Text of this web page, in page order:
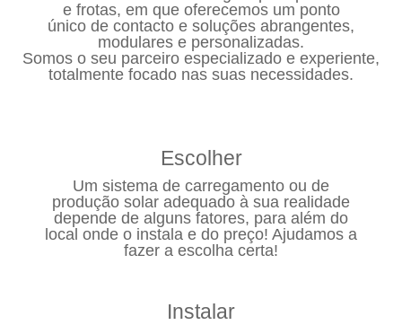
e frotas, em que oferecemos um ponto
único de contacto e soluções abrangentes,
modulares e personalizadas.
Somos o seu parceiro especializado e experiente,
totalmente focado nas suas necessidades.
Escolher
Um sistema de carregamento ou de
produção solar adequado à sua realidade
depende de alguns fatores, para além do
local onde o instala e do preço! Ajudamos a
fazer a escolha certa!
Instalar